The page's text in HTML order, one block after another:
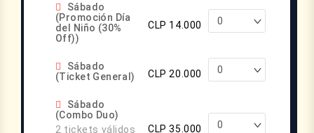
Sábado
(Promoción Día
del Niño (30%
Off))
CLP 14.000
Sábado
(Ticket General)
CLP 20.000
Sábado
(Combo Duo)
2 tickets válidos
CLP 35.000